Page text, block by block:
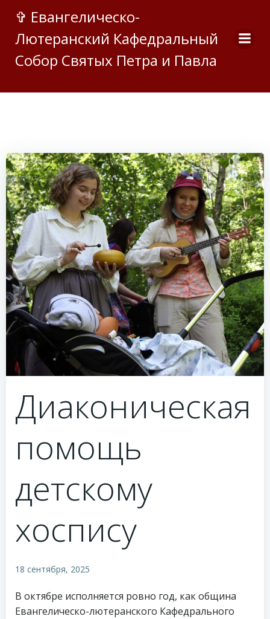
к
содержимому
✞ Евангелическо-
Лютеранский Кафедральный
Собор Святых Петра и Павла
Диаконическая
помощь
детскому
хоспису
18 сентября, 2025
В октябре исполняется ровно год, как община
Евангелическо-лютеранского Кафедрального